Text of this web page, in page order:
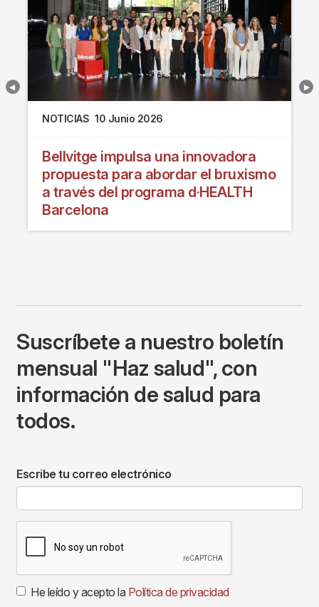
NOTICIAS 10 Junio 2026
Bellvitge impulsa una innovadora
propuesta para abordar el bruxismo
a través del programa d·HEALTH
Barcelona
Suscríbete a nuestro boletín
mensual "Haz salud", con
información de salud para
todos.
Escribe tu correo electrónico
He leído y acepto la Política de privacidad